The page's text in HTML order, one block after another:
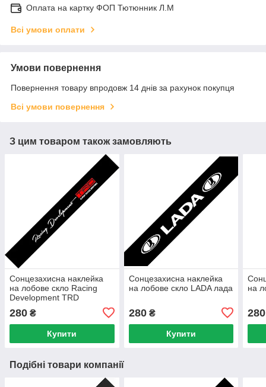
Оплата на картку ФОП Тютюнник Л.М
Всі умови оплати
Умови повернення
Повернення товару впродовж 14 днів за рахунок покупця
Всі умови повернення
З цим товаром також замовляють
Сонцезахисна наклейка
на лобове скло Racing
Development TRD
280 ₴
Купити
Сонцезахисна наклейка
на лобове скло LADA лада
280₴
Купити
на
280
Подібні товари компанії